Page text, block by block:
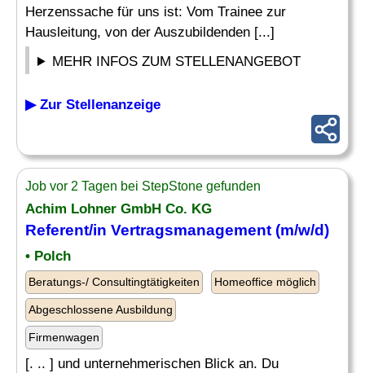
Herzenssache für uns ist: Vom Trainee zur
Hausleitung, von der Auszubildenden [...]
MEHR INFOS ZUM STELLENANGEBOT
▶ Zur Stellenanzeige
Job vor 2 Tagen bei StepStone gefunden
Achim Lohner GmbH Co. KG
Referent/in Vertragsmanagement (m/w/d)
• Polch
Beratungs-/ Consultingtätigkeiten Homeoffice möglich
Abgeschlossene Ausbildung
Firmenwagen
[. .. ] und unternehmerischen Blick an. Du